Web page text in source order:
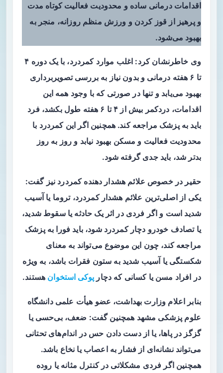
اقدامات درمانی ساده و محدودیت فعالیت کوتاه مدت
و پرهیز از قوز کردن و ورزش منظم روزانه، منجر به
بهبود می‌شود.
وی خاطرنشان کرد: اغلب موارد کمردرد، با یک دوره ۴
تا ۶ هفته درمانی و بدون نیاز به بررسی تصویربرداری
بهبود می‌یابد و تنها در صورتی که با وجود همه این
اقدامات، دردکمر بیش از ۴ تا ۶ هفته طول بکشد، فرد
باید به پزشک مراجعه کند. همچنین اگر این کمردرد با
محدودیت فعالیت و مسکن بهبود نیابد و روز به روز
بدتر شد، باید جدی گرفته شود.
حقیر در خصوص علائم هشدار دهنده کمردرد نیز گفت:
یکی از اصلی‌ترین علائم هشدار کمردرد، تروما یا آسیب
شدید است و اگر فردی در اثر یک حادثه یا سقوط شدید،
یا تصادف خودرو دچار کمردرد شود، باید فورا به پزشک
مراجعه کند، چون این موضوع می‌تواند به معنای
شکستگی یا آسیب شدید به ستون فقرات باشد، به‌ ویژه
در افراد مسن یا کسانی که دچار پوکی استخوان هستند.
بنابر اعلام وزارت بهداشت، عضو هیأت علمی دانشگاه
علوم پزشکی مشهد همچنین گفت: ضعف، بی‌حسی یا
گزگز در پاها، یا از دست دادن حس در اندام‌های تحتانی
می‌تواند نشانه‌ای از فشار به اعصاب یا نخاع باشد.
همچنین اگر فردی مشکلاتی در کنترل مثانه یا روده